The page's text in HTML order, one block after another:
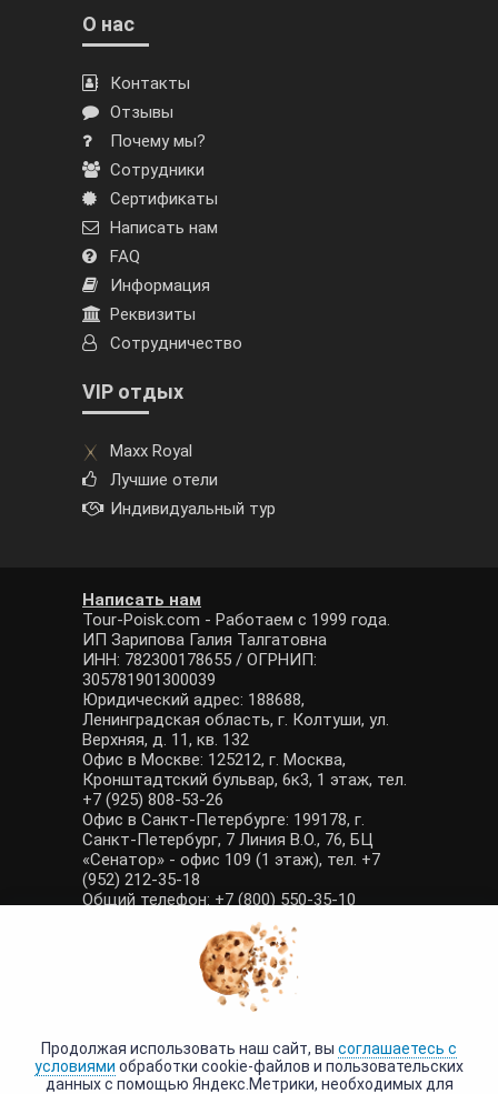
О нас
Контакты
Отзывы
Почему мы?
Сотрудники
Сертификаты
Написать нам
FAQ
Информация
Реквизиты
Сотрудничество
VIP отдых
Maxx Royal
Лучшие отели
Индивидуальный тур
Написать нам
Tour-Poisk.com - Работаем с 1999 года.
ИП Зарипова Галия Талгатовна
ИНН: 782300178655 / ОГРНИП:
305781901300039
Юридический адрес: 188688,
Ленинградская область, г. Колтуши, ул.
Верхняя, д. 11, кв. 132
Офис в Москве: 125212, г. Москва,
Кронштадтский бульвар, 6к3, 1 этаж, тел.
+7 (925) 808-53-26
Офис в Санкт-Петербурге: 199178, г.
Санкт-Петербург, 7 Линия В.О., 76, БЦ
«Сенатор» - офис 109 (1 этаж), тел. +7
(952) 212-35-18
Общий телефон: +7 (800) 550-35-10
E-mail: manager@tour-poisk.com (общие
вопросы), admin@tour-poisk.com (жалобы)
Номер в Общероссийском реестре
туристических агентств: РТА 0003424
Политика конфиденциальности
Продолжая использовать наш сайт, вы соглашаетесь с
условиями обработки cookie-файлов и пользовательских
данных с помощью Яндекс.Метрики, необходимых для